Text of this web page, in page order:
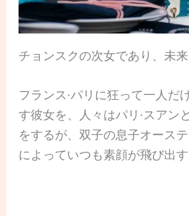
チョンスクの次女であり、未来
フランス·パリに狂って一人だ
す彼女を、人々はパリ·スアン
をするが、双子の息子オース
によっていつも素顔が飛び出す